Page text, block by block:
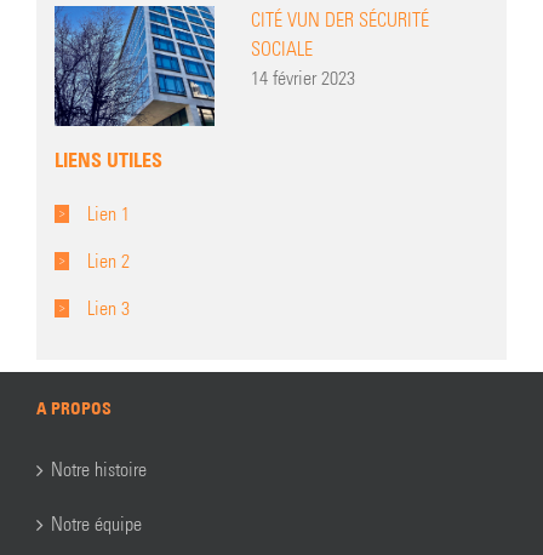
CITÉ VUN DER SÉCURITÉ
SOCIALE
14 février 2023
LIENS UTILES
Lien 1
Lien 2
Lien 3
A PROPOS
Notre histoire
Notre équipe